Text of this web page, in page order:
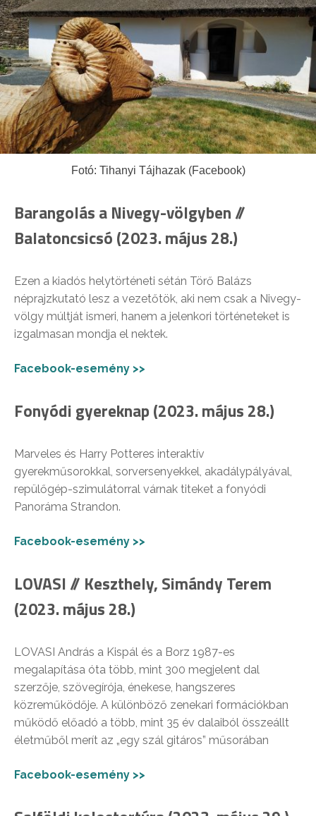
Fotó: Tihanyi Tájhazak (Facebook)
Barangolás a Nivegy-völgyben //
Balatoncsicsó (2023. május 28.)
Ezen a kiadós helytörténeti sétán Törő Balázs
néprajzkutató lesz a vezetőtök, aki nem csak a Nivegy-
völgy múltját ismeri, hanem a jelenkori történeteket is
izgalmasan mondja el nektek.
Facebook-esemény >>
Fonyódi gyereknap (2023. május 28.)
Marveles és Harry Potteres interaktív
gyerekműsorokkal, sorversenyekkel, akadálypályával,
repülőgép-szimulátorral várnak titeket a fonyódi
Panoráma Strandon.
Facebook-esemény >>
LOVASI // Keszthely, Simándy Terem
(2023. május 28.)
LOVASI András a Kispál és a Borz 1987-es
megalapítása óta több, mint 300 megjelent dal
szerzője, szövegírója, énekese, hangszeres
közreműködője. A különböző zenekari formációkban
működő előadó a több, mint 35 év dalaiból összeállt
életműből merít az „egy szál gitáros” műsorában
Facebook-esemény >>